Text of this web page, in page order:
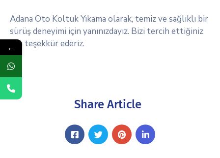
Adana Oto Koltuk Yıkama olarak, temiz ve sağlıklı bir
sürüş deneyimi için yanınızdayız. Bizi tercih ettiğiniz
için teşekkür ederiz.
Share Article
←